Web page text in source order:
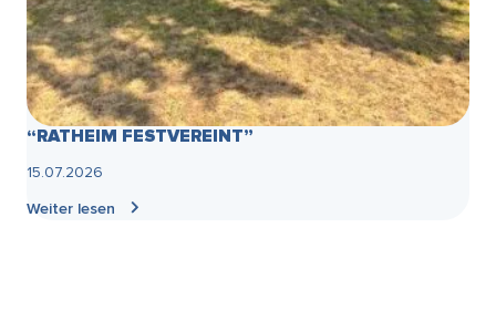
“RATHEIM FESTVEREINT”
15.07.2026
Weiter lesen